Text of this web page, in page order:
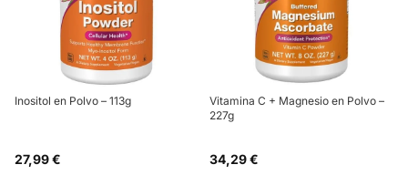
Inositol en Polvo – 113g
27,99 €
Vitamina C + Magnesio en Polvo –
227g
34,29 €